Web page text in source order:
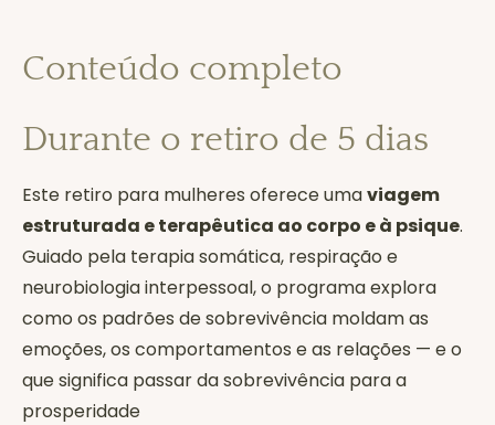
Conteúdo completo
Durante o retiro de 5 dias
Este retiro para mulheres oferece umaviagem
estruturada e terapêutica ao corpo e à psique.
Guiado pela terapia somática, respiração e
neurobiologia interpessoal, o programa explora
como os padrões de sobrevivência moldam as
emoções, os comportamentos e as relações — e o
que significa passar da sobrevivência para a
prosperidade